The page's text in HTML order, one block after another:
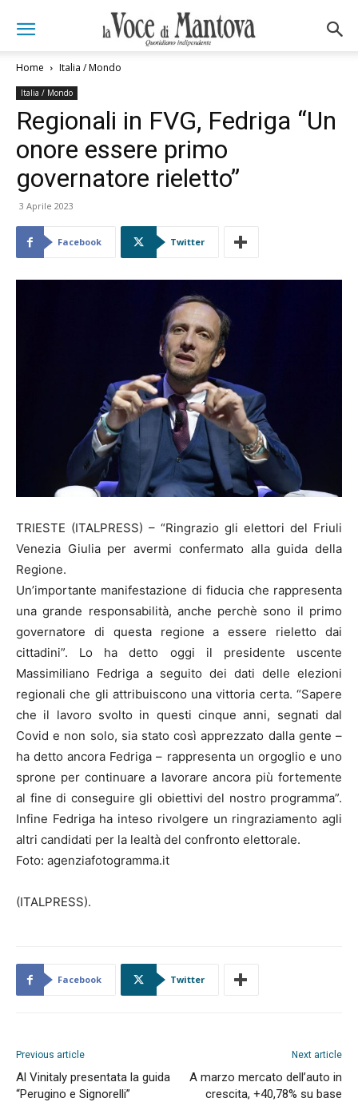
Home Italia / Mondo
Italia / Mondo
Regionali in FVG, Fedriga “Un
onore essere primo
governatore rieletto”
3 Aprile 2023
Facebook Twitter
TRIESTE (ITALPRESS) – “Ringrazio gli elettori del Friuli
Venezia Giulia per avermi confermato alla guida della
Regione.
Un’importante manifestazione di fiducia che rappresenta
una grande responsabilità, anche perchè sono il primo
governatore di questa regione a essere rieletto dai
cittadini”. Lo ha detto oggi il presidente uscente
Massimiliano Fedriga a seguito dei dati delle elezioni
regionali che gli attribuiscono una vittoria certa. “Sapere
che il lavoro svolto in questi cinque anni, segnati dal
Covid e non solo, sia stato così apprezzato dalla gente –
ha detto ancora Fedriga – rappresenta un orgoglio e uno
sprone per continuare a lavorare ancora più fortemente
al fine di conseguire gli obiettivi del nostro programma”.
Infine Fedriga ha inteso rivolgere un ringraziamento agli
altri candidati per la lealtà del confronto elettorale.
Foto: agenziafotogramma.it
(ITALPRESS).
Facebook Twitter
Previous article
Al Vinitaly presentata la guida
“Perugino e Signorelli”
Next article
A marzo mercato dell’auto in
crescita, +40,78% su base